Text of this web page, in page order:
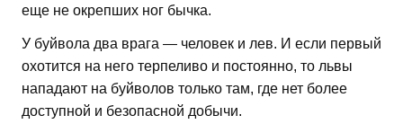
еще не окрепших ног бычка.
У буйвола два врага — человек и лев. И если первый
охотится на него терпеливо и постоянно, то львы
нападают на буйволов только там, где нет более
доступной и безопасной добычи.